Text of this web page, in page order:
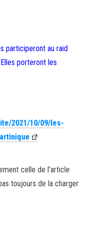
participeront au raid
porteront les
2021/10/09/les-
celle de l’article
toujours de la charger